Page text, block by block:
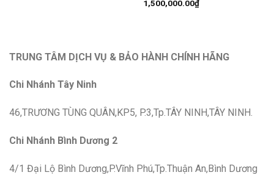
1,500,000.00₫
TRUNG TÂM DỊCH VỤ & BẢO HÀNH CHÍNH HÃNG
Chi Nhánh Tây Ninh
46,TRƯƠNG TÙNG QUÂN,KP5, P.3,Tp.TÂY NINH,TÂY NINH.
Chi Nhánh Bình Dương 2
4/1 Đại Lộ Bình Dương,P.Vĩnh Phú,Tp.Thuận An,Bình Dương